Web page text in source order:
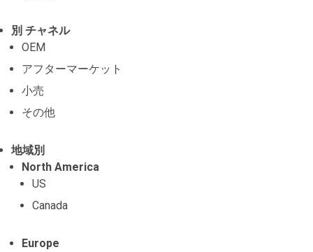
別 チャネル
OEM
アフターマーケット
小売
その他
地域別
North America
US
Canada
Europe